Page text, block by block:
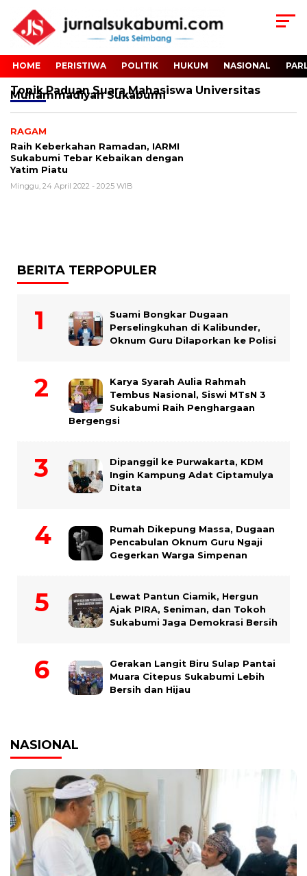
HOME PERISTIWA POLITIK HUKUM NASIONAL
TopikPaduan Suara Mahasiswa Universitas
Muhammadiyah Sukabumi
RAGAM
Raih Keberkahan Ramadan, IARMI
Sukabumi Tebar Kebaikan dengan
Yatim Piatu
Minggu, 24 April 2022 - 20:25 WIB
BERITA TERPOPULER
Suami Bongkar Dugaan
Perselingkuhan di Kalibunder,
Oknum Guru Dilaporkan ke Polisi
Karya Syarah Aulia Rahmah
Tembus Nasional, Siswi MTsN 3
Sukabumi Raih Penghargaan
Bergengsi
Dipanggil ke Purwakarta, KDM
Ingin Kampung Adat Ciptamulya
Ditata
Rumah Dikepung Massa, Dugaan
Pencabulan Oknum Guru Ngaji
Gegerkan Warga Simpenan
Lewat Pantun Ciamik, Hergun
Ajak PIRA, Seniman, dan Tokoh
Sukabumi Jaga Demokrasi Bersih
Gerakan Langit Biru Sulap Pantai
Muara Citepus Sukabumi Lebih
Bersih dan Hijau
NASIONAL